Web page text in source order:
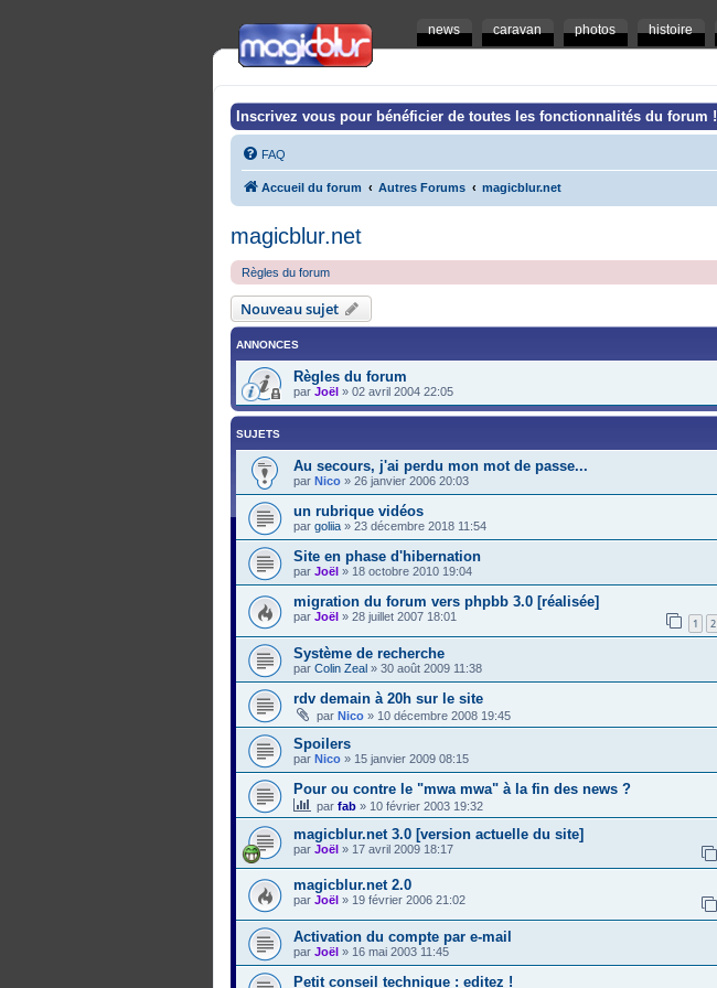
news caravan photos histoire
Inscrivez vous pour bénéficier de toutes les fonctionnalités du forum !
FAQ
Accueil du forum Autres Forums magicblur.net
magicblur.net
Règles du forum
Nouveau sujet
ANNONCES
Règles du forum
par Joël » 02 avril 2004 22:05
SUJETS
Au secours, j'ai perdu mon mot de passe...
par Nico » 26 janvier 2006 20:03
un rubrique vidéos
par goliia » 23 décembre 2018 11:54
Site en phase d'hibernation
par Joël » 18 octobre 2010 19:04
migration du forum vers phpbb 3.0 [réalisée]
par Joël » 28 juillet 2007 18:01 1 2
Système de recherche
par Colin Zeal » 30 août 2009 11:38
rdv demain à 20h sur le site
par Nico » 10 décembre 2008 19:45
Spoilers
par Nico » 15 janvier 2009 08:15
Pour ou contre le "mwa mwa" à la fin des news ?
par fab » 10 février 2003 19:32
magicblur.net 3.0 [version actuelle du site]
par Joël » 17 avril 2009 18:17
magicblur.net 2.0
par Joël » 19 février 2006 21:02
Activation du compte par e-mail
par Joël » 16 mai 2003 11:45
Petit conseil technique : editez !